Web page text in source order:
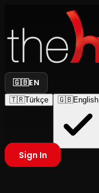
🇬🇧EN
🇹🇷Türkçe 🇬🇧English
Sign In